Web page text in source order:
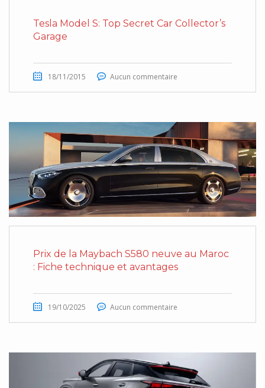
Tesla Model S: Top Secret Car Collector’s
Garage
18/11/2015 Aucun commentaire
Prix de la Maybach S580 neuve au Maroc
: Fiche technique et avantages
19/10/2025 Aucun commentaire